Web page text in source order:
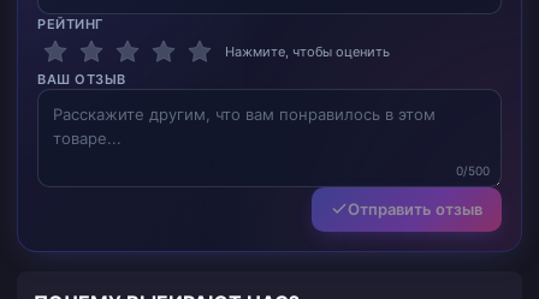
РЕЙТИНГ
Нажмите, чтобы оценить
ВАШ ОТЗЫВ
0/500
Отправить отзыв